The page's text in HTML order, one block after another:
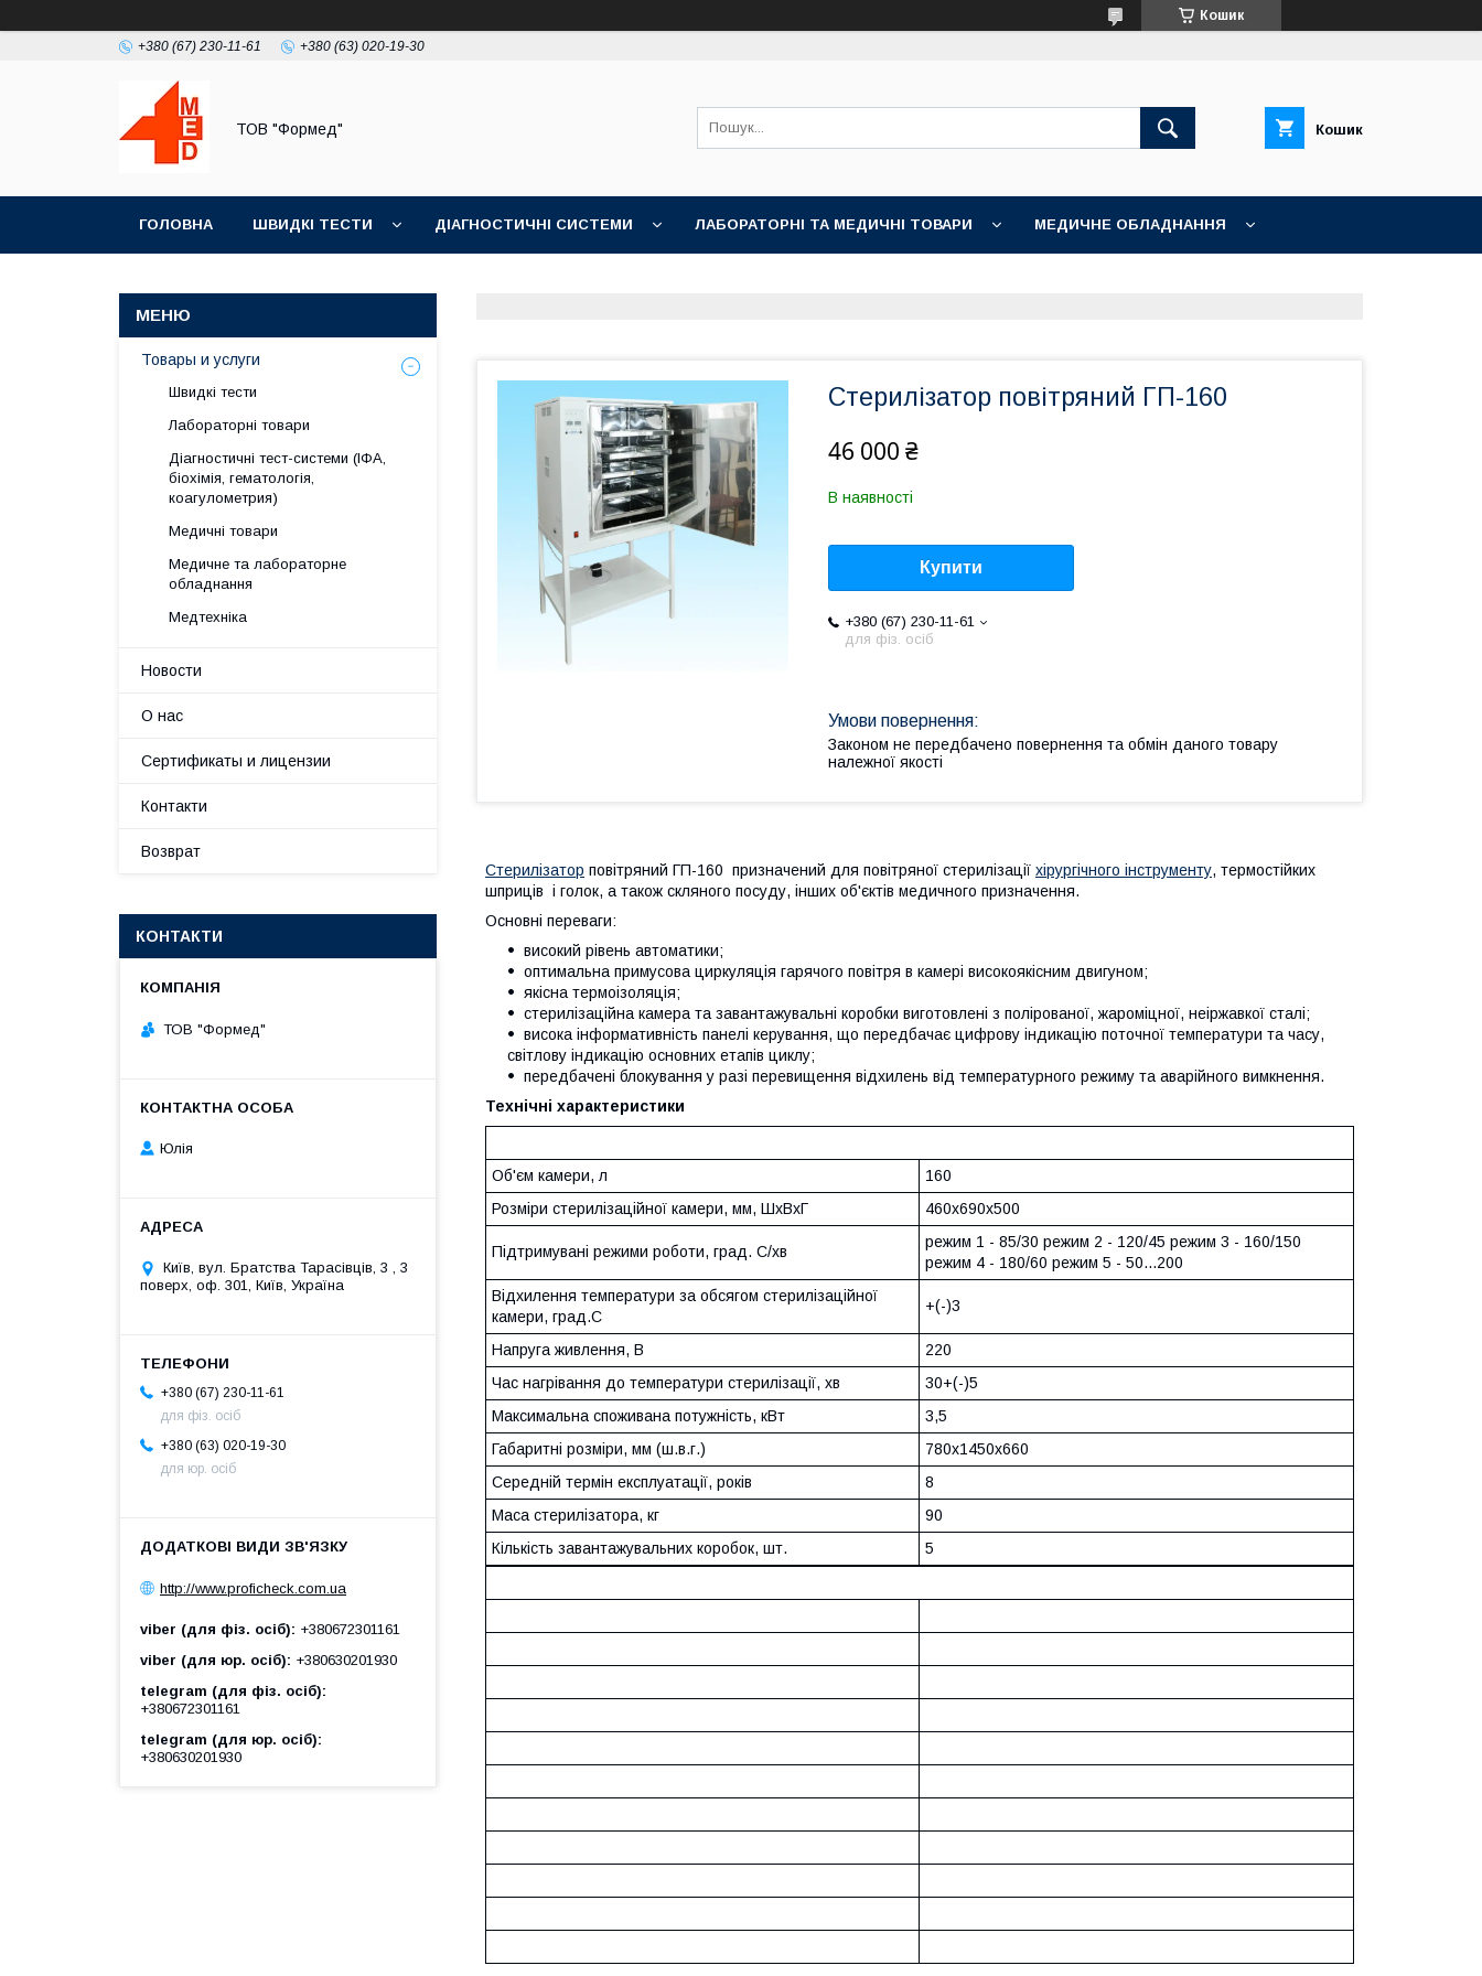
Кошик
+380 (67) 230-11-61 +380 (63) 020-19-30
ТОВ "Формед" Кошик
ГОЛОВНА ШВИДКІ ТЕСТИ ДІАГНОСТИЧНІ СИСТЕМИ ЛАБОРАТОРНІ ТА МЕДИЧНІ ТОВАРИ МЕДИЧНЕ ОБЛАДНАННЯ
Стерилізатор повітряний ГП-160
46 000 ₴
В наявності
Купити
+380 (67) 230-11-61
для фіз. осіб
Законом не передбачено повернення та обмін даного товару
належної якості
Стерилізатор повітряний ГП-160 призначений для повітряної стерилізації хірургічного інструменту, термостійких
шприців і голок, а також скляного посуду, інших об'єктів медичного призначення.
Основні переваги:
високий рівень автоматики;
оптимальна примусова циркуляція гарячого повітря в камері високоякісним двигуном;
якісна термоізоляція;
стерилізаційна камера та завантажувальні коробки виготовлені з полірованої, жароміцної, неіржавкої сталі;
висока інформативність панелі керування, що передбачає цифрову індикацію поточної температури та часу,
світлову індикацію основних етапів циклу;
передбачені блокування у разі перевищення відхилень від температурного режиму та аварійного вимкнення.
Технічні характеристики
Об'єм камери, л
160
Розміри стерилізаційної камери, мм, ШхВхГ
460х690х500
Підтримувані режими роботи, град. С/хв
режим 1 - 85/30 режим 2 - 120/45 режим 3 - 160/150
режим 4 - 180/60 режим 5 - 50...200
Відхилення температури за обсягом стерилізаційної
камери, град.С
+(-)3
Напруга живлення, В
220
Час нагрівання до температури стерилізації, хв
30+(-)5
Максимальна споживана потужність, кВт
3,5
Габаритні розміри, мм (ш.в.г.)
780х1450х660
Середній термін експлуатації, років
8
Маса стерилізатора, кг
90
Кількість завантажувальних коробок, шт.
5
Товары и услуги
Швидкі тести
Лабораторні товари
Діагностичні тест-системи (ІФА,
біохімія, гематологія,
коагулометрия)
Медичні товари
Медичне та лабораторне
обладнання
Медтехніка
Новости
О нас
Сертификаты и лицензии
Контакти
Возврат
КОНТАКТИ
ТОВ "Формед"
Юлія
Київ, вул. Братства Тарасівців, 3 , 3
поверх, оф. 301, Київ, Україна
+380 (67) 230-11-61
для фіз. осіб
+380 (63) 020-19-30
для юр. осіб
http://www.proficheck.com.ua
viber (для фіз. осіб)
+380672301161
viber (для юр. осіб)
+380630201930
telegram (для фіз. осіб)
+380672301161
telegram (для юр. осіб)
+380630201930